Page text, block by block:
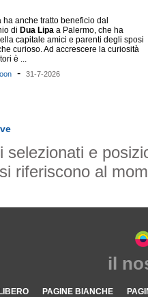
ha anche tratto beneficio dal
di Dua Lipa a Palermo, che ha
capitale amici e parenti degli sposi
curioso. Ad accrescere la curiosità
è ...
- 31-7-2026
selezionati e
riferiscono al
il
LIBERO PAGINE BIANCHE